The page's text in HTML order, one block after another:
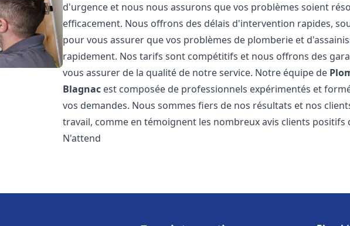
d'urgence et nous nous assurons que vos problèmes soient
efficacement. Nous offrons des délais d'intervention rapides,
pour vous assurer que vos problèmes de plomberie et
rapidement. Nos tarifs sont compétitifs et nous offrons des
vous assurer de la qualité de notre service. Notre équipe de
Blagnac est composée de professionnels expérimentés et
vos demandes. Nous sommes fiers de nos résultats et nos
travail, comme en témoignent les nombreux avis clients positifs
N'attend